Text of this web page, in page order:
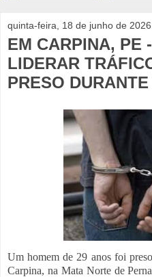
quinta-feira, 18 de junho de 2026
EM CARPINA, PE
LIDERAR
PRESO
Um homem de 29 anos foi
Carpina, na Mata Norte de